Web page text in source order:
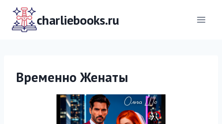
Перейти
содержимомуcharliebooks.ru
Временно Женаты